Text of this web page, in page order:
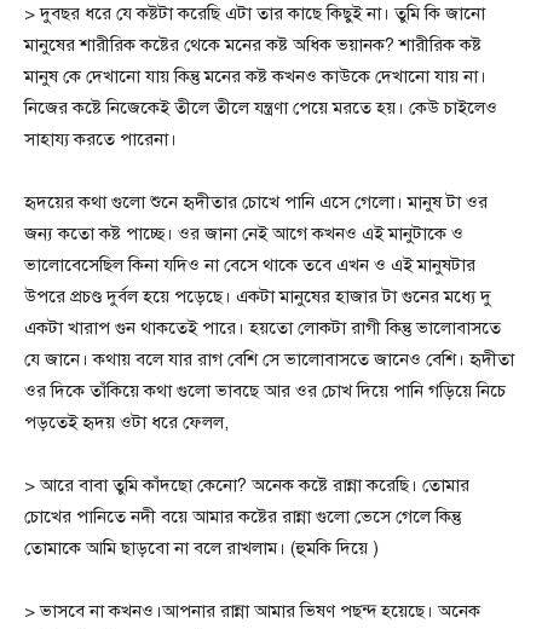
> দুবছর ধরে যে কষ্টটা করেছি এটা তার কাছে কিছুই না। তুমি কি জানো
মানুষের শারীরিক কষ্টের থেকে মনের কষ্ট অধিক ভয়ানক? শারীরিক কষ্ট
মানুষ কে দেখানো যায় কিন্তু মনের কষ্ট কখনও কাউকে দেখানো যায় না।
নিজের কষ্টে নিজেকেই তীলে তীলে যন্ত্রণা পেয়ে মরতে হয়। কেউ চাইলেও
সাহায্য করতে পারেনা।
হৃদয়ের কথা গুলো শুনে হৃদীতার চোখে পানি এসে গেলো। মানুষ টা ওর
জন্য কতো কষ্ট পাচ্ছে। ওর জানা নেই আগে কখনও এই মানুটাকে ও
ভালোবেসেছিল কিনা যদিও না বেসে থাকে তবে এখন ও এই মানুষটার
উপরে প্রচণ্ড দুর্বল হয়ে পড়েছে। একটা মানুষের হাজার টা গুনের মধ্যে দু
একটা খারাপ গুন থাকতেই পারে। হয়তো লোকটা রাগী কিন্তু ভালোবাসতে
যে জানে। কথায় বলে যার রাগ বেশি সে ভালোবাসতে জানেও বেশি। হৃদীতা
ওর দিকে তাঁকিয়ে কথা গুলো ভাবছে আর ওর চোখ দিয়ে পানি গড়িয়ে নিচে
পড়তেই হৃদয় ওটা ধরে ফেলল,
> আরে বাবা তুমি কাঁদছো কেনো? অনেক কষ্টে রান্না করেছি। তোমার
চোখের পানিতে নদী বয়ে আমার কষ্টের রান্না গুলো ভেসে গেলে কিন্তু
তোমাকে আমি ছাড়বো না বলে রাখলাম। (হুমকি দিয়ে )
> ভাসবে না কখনও।আপনার রান্না আমার ভিষণ পছন্দ হয়েছে। অনেক